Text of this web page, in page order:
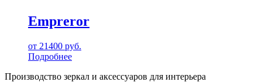
Empreror
от 21400 руб.
Подробнее
Производство зеркал и аксессуаров для интерьера